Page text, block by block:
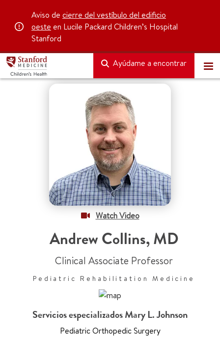
Aviso de cierre del vestíbulo del edificio
oeste en Lucile Packard Children’s Hospital
Stanford
Ayúdame a encontrar
Watch Video
Andrew Collins,MD
Clinical Associate Professor
Pediatric Rehabilitation Medicine
Servicios especializados Mary L. Johnson
Pediatric Orthopedic Surgery